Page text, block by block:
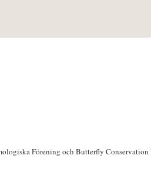
Förening och Butterfly Conservation